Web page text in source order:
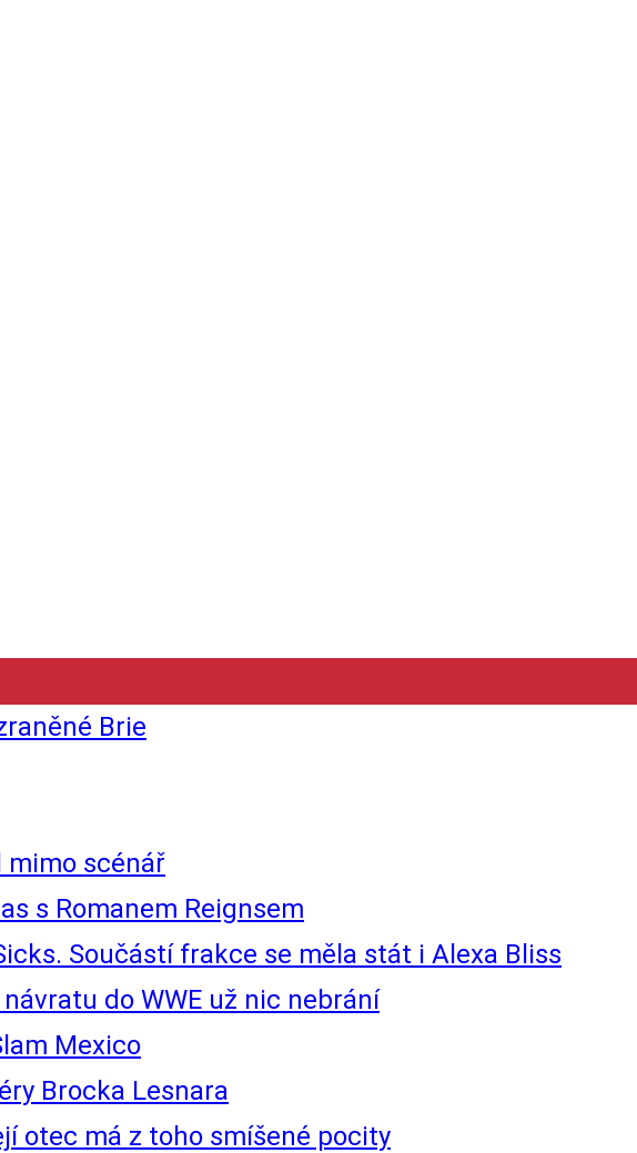
Brie
mimo scénář
s Romanem Reignsem
Součástí frakce se měla stát i Alexa Bliss
do WWE už nic nebrání
Mexico
Brocka Lesnara
otec má z toho smíšené pocity